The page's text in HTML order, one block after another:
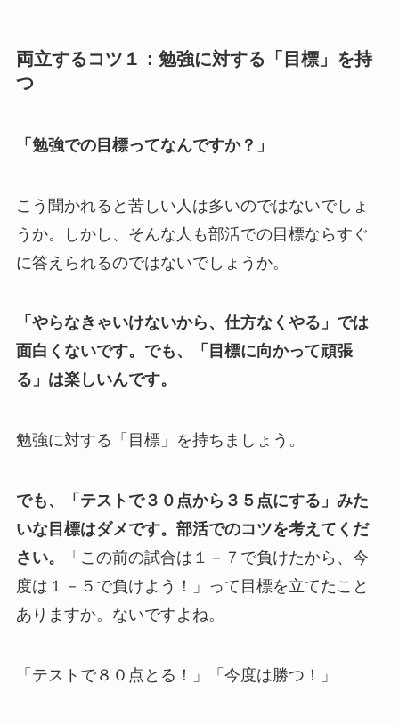
両立するコツ１：勉強に対する「目標」を持
つ
「勉強での目標ってなんですか？」
こう聞かれると苦しい人は多いのではないでしょ
うか。しかし、そんな人も部活での目標ならすぐ
に答えられるのではないでしょうか。
「やらなきゃいけないから、仕方なくやる」では
面白くないです。でも、「目標に向かって頑張
る」は楽しいんです。
勉強に対する「目標」を持ちましょう。
でも、「テストで３０点から３５点にする」みた
いな目標はダメです。部活でのコツを考えてくだ
さい。
「この前の試合は１－７で負けたから、今
度は１－５で負けよう！」って目標を立てたこと
ありますか。ないですよね。
「テストで８０点とる！」「今度は勝つ！」